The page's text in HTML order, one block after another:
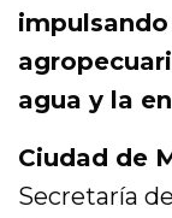
agua y la
Ciudad de
Secretaría